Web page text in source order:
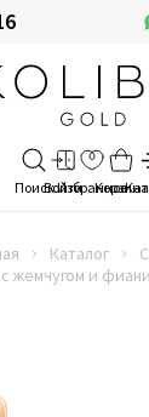
Каталог
жемчугом и